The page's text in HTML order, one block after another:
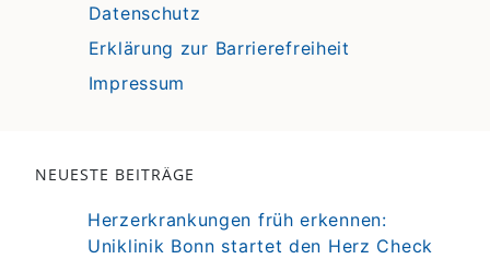
Datenschutz
Erklärung zur Barrierefreiheit
Impressum
NEUESTE BEITRÄGE
Herzerkrankungen früh erkennen:
Uniklinik Bonn startet den Herz Check